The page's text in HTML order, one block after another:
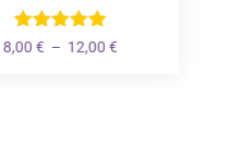
8,00 € – 12,00 €Plage